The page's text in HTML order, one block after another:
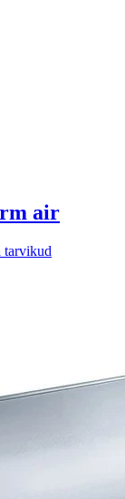
air
tarvikud